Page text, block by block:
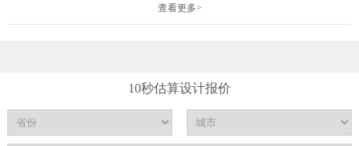
查看更多>
10秒估算设计报价